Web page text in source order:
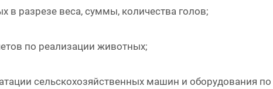
разрезе веса, суммы, количества голов;
по реализации животных;
сельскохозяйственных машин и оборудования по